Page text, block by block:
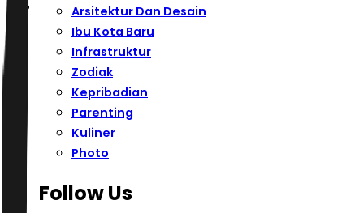
Arsitektur Dan Desain
Ibu Kota Baru
Infrastruktur
Zodiak
Kepribadian
Parenting
Kuliner
Photo
Follow Us